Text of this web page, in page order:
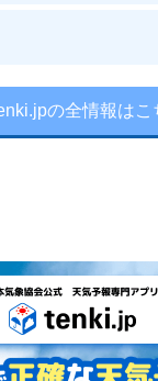
の全情報はこ